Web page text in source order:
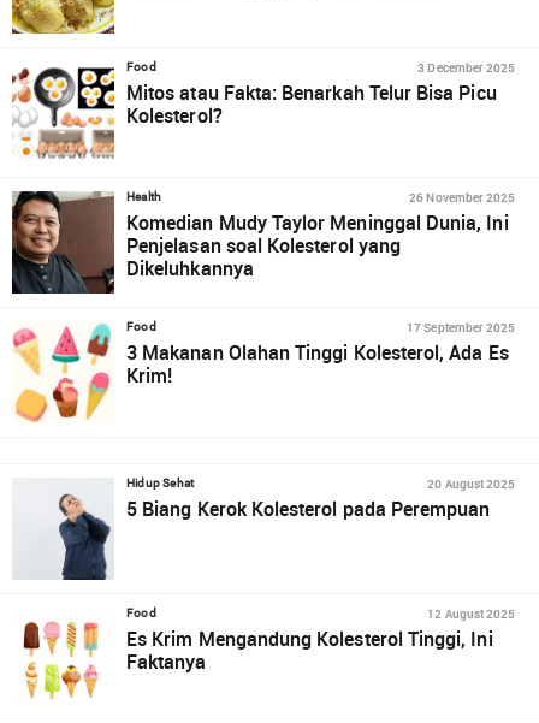
Food 3 December 2025
Mitos atau Fakta: Benarkah Telur Bisa Picu
Kolesterol?
Health 26 November 2025
Komedian Mudy Taylor Meninggal Dunia, Ini
Penjelasan soal Kolesterol yang
Dikeluhkannya
Food 17 September 2025
3 Makanan Olahan Tinggi Kolesterol, Ada Es
Krim!
Hidup Sehat 20 August 2025
5 Biang Kerok Kolesterol pada Perempuan
Food 12 August 2025
Es Krim Mengandung Kolesterol Tinggi, Ini
Faktanya